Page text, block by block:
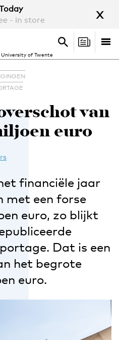
- in store
x
of Twente
Search
Search
van
euro
financiële jaar
met een forse
euro, zo blijkt
Dat is een
het begrote
euro.